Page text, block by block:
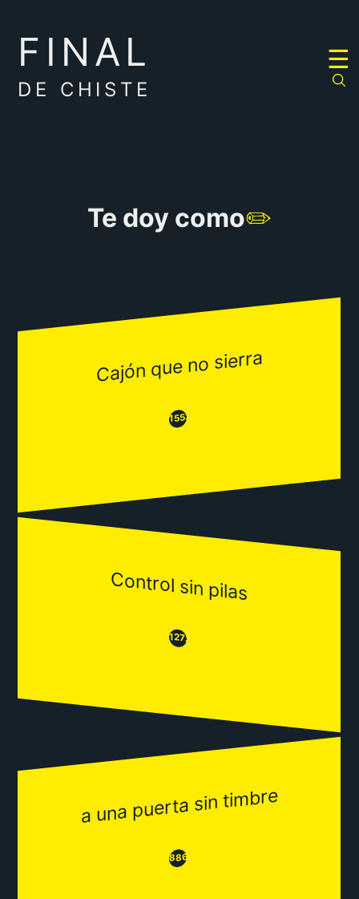
FINAL
DE CHISTE
☰
Te doy como✏️
Cajón que no sierra
😒1553😂
Control sin pilas
😒1272😂
a una puerta sin timbre
😒886😂